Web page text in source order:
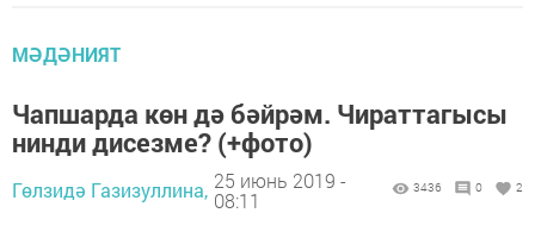
МӘДӘНИЯТ
Чапшарда көн дә бәйрәм. Чираттагысы
нинди дисезме? (+фото)
Гөлзидә Газизуллина, 25 июнь 2019 -
08:11
3436 0 2